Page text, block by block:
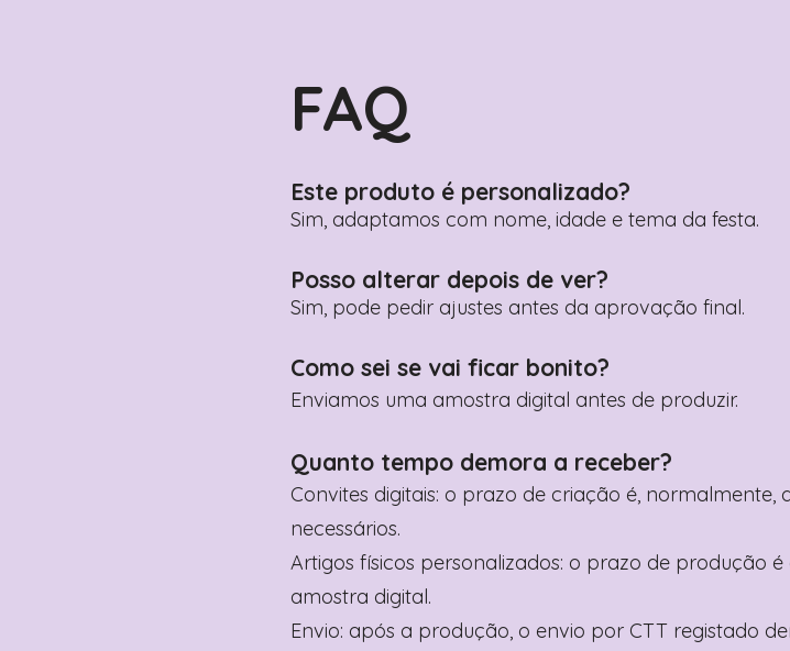
FAQ
Este produto é personalizado?
Sim, adaptamos com nome, idade e tema da festa.
Posso alterar depois de ver?
Sim, pode pedir ajustes antes da aprovação final.
Como sei se vai ficar bonito?
Enviamos uma amostra digital antes de produzir.
Quanto tempo demora a receber?
Convites digitais: o prazo de criação é, normalmente,
necessários.
Artigos físicos personalizados: o prazo de produção
amostra digital.
Envio: após a produção, o envio por CTT registado